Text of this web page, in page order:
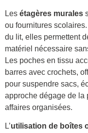
Les étagères murales
ou fournitures
du lit, elles permettent
matériel nécessaire
Les poches en tissu
barres avec crochets,
pour suspendre sacs,
approche dégage de la
affaires organisées.
L’utilisation de boîtes